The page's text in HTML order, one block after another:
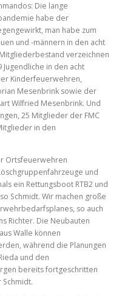
Die lange
habe der
man habe zum
und -männern in den acht
verzeichnen
Jugendliche in den acht
Kinderfeuerwehren,
Mesenbrink sowie der
Wilfried Mesenbrink. Und
25 Mitglieder der FMC
in den
Ortsfeuerwehren
und
ein Rettungsboot RTB2 und
Schmidt. Wir machen große
so auch
Richter. Die Neubauten
Walle können
während die Planungen
und den
bereits fortgeschritten